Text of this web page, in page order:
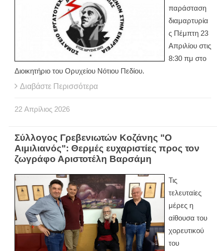
παράσταση
διαμαρτυρία
ς Πέμπτη 23
Απριλίου στις
8:30 πμ στο
Διοικητήριο του Ορυχείου Νότιου Πεδίου.
Διαβάστε Περισσότερα
22 Απρίλιος 2026
Σύλλογος Γρεβενιωτών Κοζάνης "Ο
Αιμιλιανός": Θερμές ευχαριστίες προς τον
ζωγράφο Αριστοτέλη Βαρσάμη
Τις
τελευταίες
μέρες η
αίθουσα του
χορευτικού
του